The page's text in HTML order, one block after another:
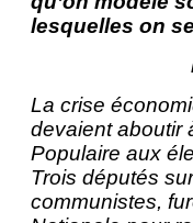
lesquelles on
La crise
devaient aboutir
Populaire aux
Trois députés
communistes,